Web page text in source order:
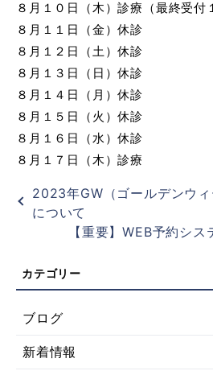
８月１０日（木）診療（最終受付
８月１１日（金）休診
８月１２日（土）休診
８月１３日（日）休診
８月１４日（月）休診
８月１５日（火）休診
８月１６日（水）休診
８月１７日（木）診療
2023年GW（ゴールデンウ
について
【重要】WEB予約シ
ブログ
新着情報